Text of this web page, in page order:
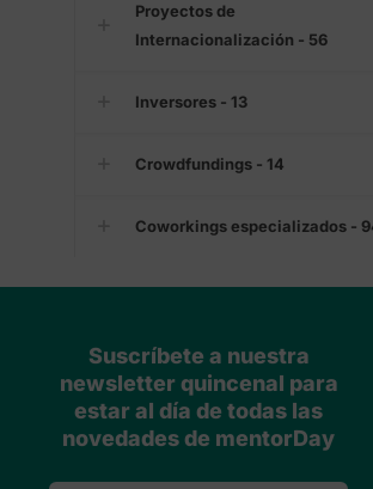
Proyectos de
Internacionalización - 56
Inversores - 13
Crowdfundings - 14
Coworkings especializados -
Suscríbete a nuestra
newsletter quincenal para
estar al día de todas las
novedades de mentorDay